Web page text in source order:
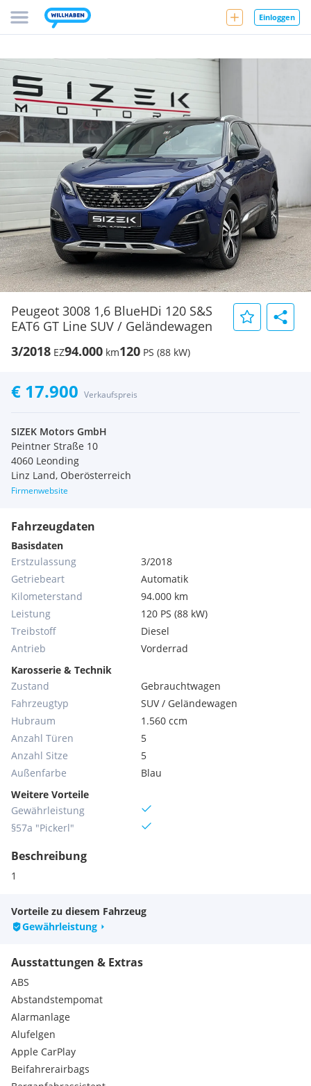
Einloggen
Peugeot 3008 1,6 BlueHDi 120 S&S
EAT6 GT Line SUV / Geländewagen
3/2018 EZ94.000 km120 PS (88 kW)
€ 17.900 Verkaufspreis
SIZEK Motors GmbH
Peintner Straße 10
4060 Leonding
Linz Land, Oberösterreich
Firmenwebsite
Fahrzeugdaten
Basisdaten
Erstzulassung
3/2018
Getriebeart
Automatik
Kilometerstand
94.000 km
Leistung
120 PS (88 kW)
Treibstoff
Diesel
Antrieb
Vorderrad
Karosserie & Technik
Zustand
Gebrauchtwagen
Fahrzeugtyp
SUV / Geländewagen
Hubraum
1.560 ccm
Anzahl Türen
5
Anzahl Sitze
5
Außenfarbe
Blau
Weitere Vorteile
Gewährleistung
§57a "Pickerl"
Beschreibung
1
Vorteile zu diesem Fahrzeug
Gewährleistung
Ausstattungen & Extras
ABS
Abstandstempomat
Alarmanlage
Alufelgen
Apple CarPlay
Beifahrerairbags